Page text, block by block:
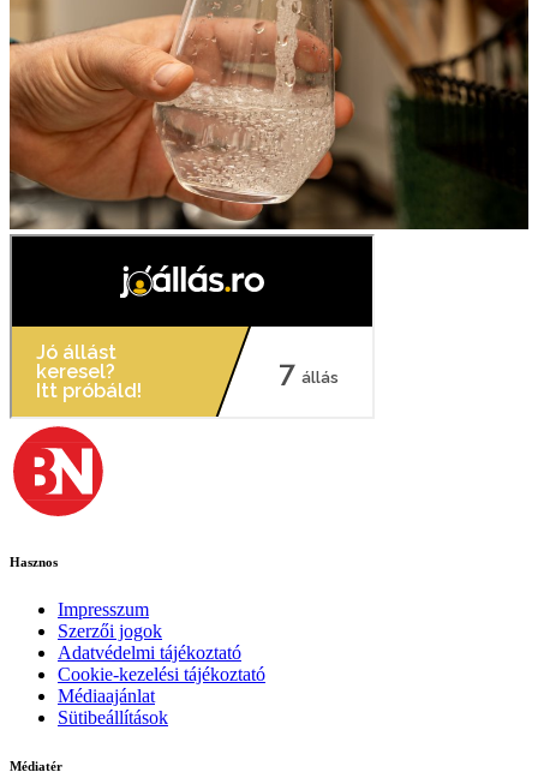
Hasznos
Impresszum
Szerzői jogok
Adatvédelmi tájékoztató
Cookie-kezelési tájékoztató
Médiaajánlat
Sütibeállítások
Médiatér